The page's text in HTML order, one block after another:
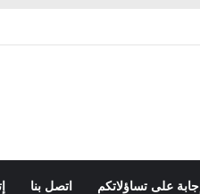
إجابة على تساؤلاتكم اتصل بنا